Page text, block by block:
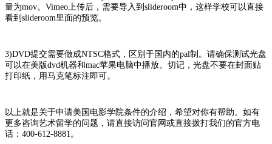
量为mov。Vimeo上传后，需要导入到slideroom中，这样学校可以直接
看到slideroom里面的预览。
3)DVD提交需要做成NTSC格式，区别于国内的pal制。请确保测试光盘
可以在美版dvd机器和mac苹果电脑中播放。切记，光盘不要在封面贴
打印纸，用马克笔标注即可。
以上就是关于申请美国电影学院条件的介绍，希望对你有帮助。如有
更多咨询艺术留学的问题，请直接访问官网或直接拨打我们的官方电
话：400-612-8881。